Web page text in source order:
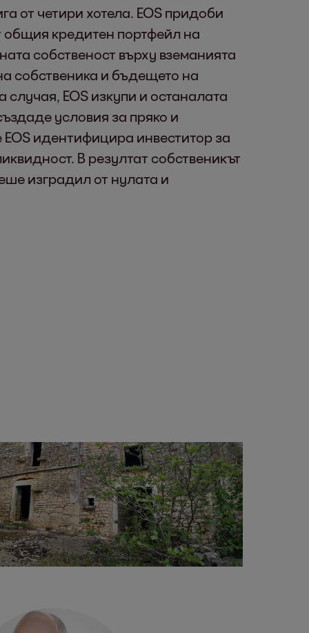
от четири хотела. EOS придоби
общия кредитен портфейл на
собственост върху вземанията
собственика и бъдещето на
EOS изкупи и останалата
условия за пряко и
идентифицира инвеститор за
В резултат собственикът
изградил от нулата и